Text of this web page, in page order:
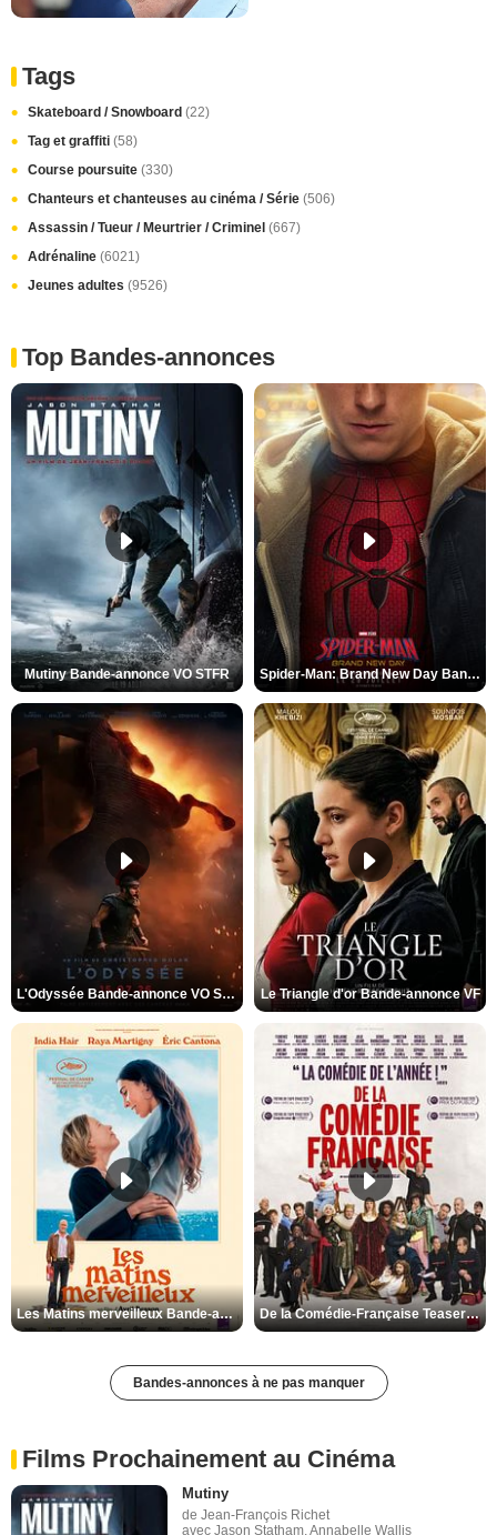
Tags
Skateboard / Snowboard (22)
Tag et graffiti (58)
Course poursuite (330)
Chanteurs et chanteuses au cinéma / Série (506)
Assassin / Tueur / Meurtrier / Criminel (667)
Adrénaline (6021)
Jeunes adultes (9526)
Top Bandes-annonces
Mutiny Bande-annonce VO STFR Spider-Man: Brand New Day Bande-annonce VO STFR
L'Odyssée Bande-annonce VO STFR Le Triangle d'or Bande-annonce VF
Les Matins merveilleux Bande-annonce VF De la Comédie-Française Teaser VF
Bandes-annonces à ne pas manquer
Films Prochainement au Cinéma
Mutiny
de Jean-François Richet
avec Jason Statham, Annabelle Wallis